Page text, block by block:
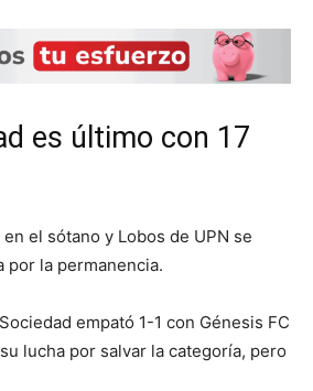
es último con 17
el sótano y Lobos de UPN se
por la permanencia.
empató 1-1 con Génesis FC
lucha por salvar la categoría, pero